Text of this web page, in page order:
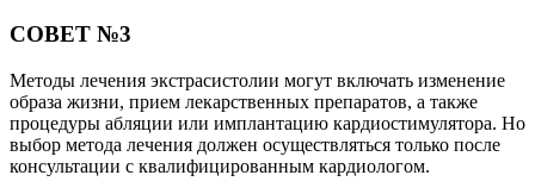
СОВЕТ №3
Методы лечения экстрасистолии могут включать изменение
образа жизни, прием лекарственных препаратов, а также
процедуры абляции или имплантацию кардиостимулятора. Но
выбор метода лечения должен осуществляться только после
консультации с квалифицированным кардиологом.